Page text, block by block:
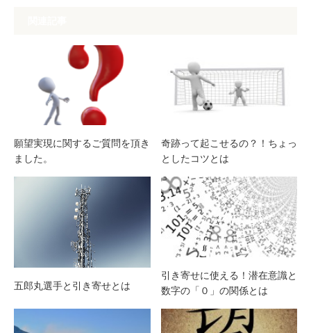
願望実現に関するご質問を頂き
ました。
奇跡って起こせるの？！ちょっ
としたコツとは
五郎丸選手と引き寄せとは
引き寄せに使える！潜在意識と
数字の「０」の関係とは